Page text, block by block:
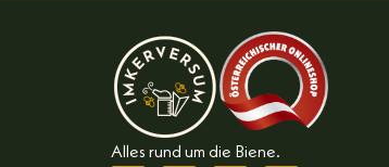
Alles rund um die Biene.